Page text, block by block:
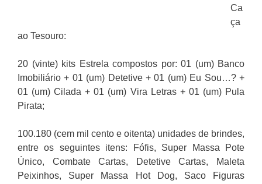
Ca
ça
ao Tesouro:
20 (vinte) kits Estrela compostos por: 01 (um) Banco
Imobiliário + 01 (um) Detetive + 01 (um) Eu Sou…? +
01 (um) Cilada + 01 (um) Vira Letras + 01 (um) Pula
Pirata;
100.180 (cem mil cento e oitenta) unidades de brindes,
entre os seguintes itens: Fófis, Super Massa Pote
Único, Combate Cartas, Detetive Cartas, Maleta
Peixinhos, Super Massa Hot Dog, Saco Figuras